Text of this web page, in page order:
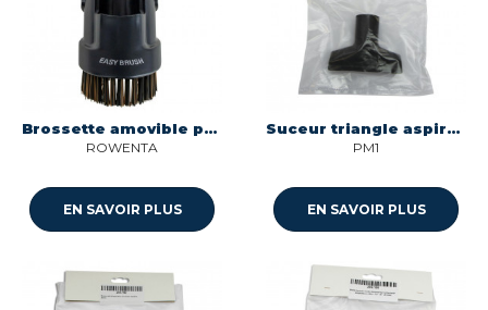
Brossette amovible pour aspirateur Rowenta RS-2230001826
ROWENTA
EN SAVOIR PLUS
Suceur triangle aspirateur diam. : 35 mm Multi-marques
PM1
EN SAVOIR PLUS